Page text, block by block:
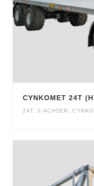
CYNKOMET 24T
24T 3-ACHSER